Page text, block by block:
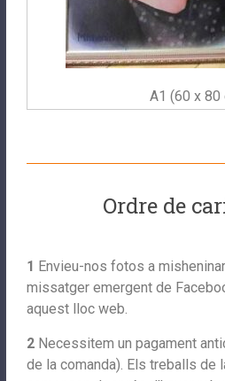
A1 (60 x 80
Ordre de
1 Envieu-nos fotos a
missatger emergent de
aquest lloc web.
2Necessitem un pagament
de la comanda). Els treballs de